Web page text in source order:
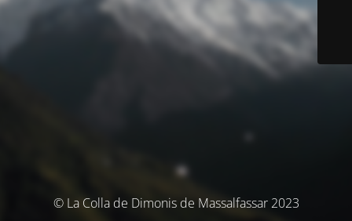
© La Colla de Dimonis de Massalfassar 2023